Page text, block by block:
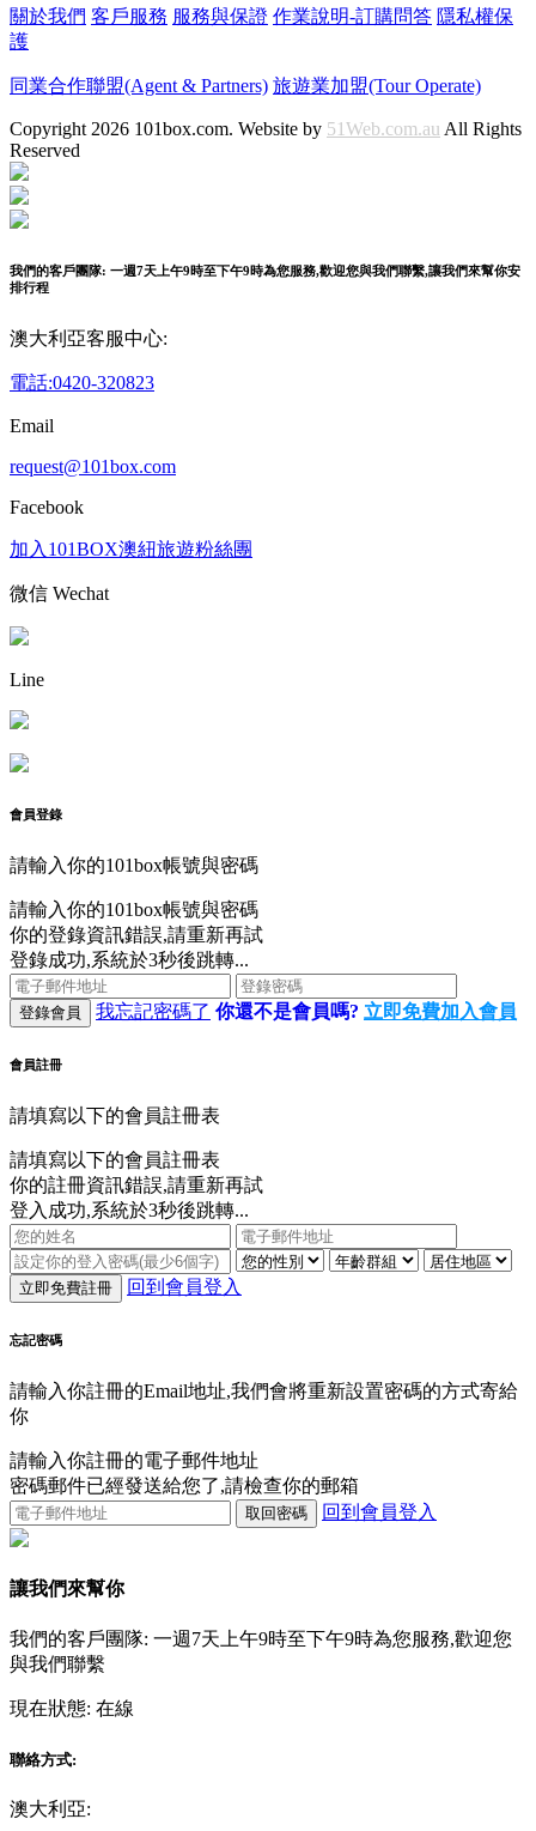
關於我們 客戶服務 服務與保證 作業說明-訂購問答 隱私權保
護
同業合作聯盟(Agent & Partners) 旅遊業加盟(Tour Operate)
Copyright 2026 101box.com. Website by 51Web.com.au All Rights
Reserved
我們的客戶團隊: 一週7天上午9時至下午9時為您服務,歡迎您與我們聯繫,讓我們來幫你安
排行程
澳大利亞客服中心:
電話:0420-320823
Email
request@101box.com
Facebook
加入101BOX澳紐旅遊粉絲團
微信 Wechat
Line
會員登錄
請輸入你的101box帳號與密碼
請輸入你的101box帳號與密碼
你的登錄資訊錯誤,請重新再試
登錄成功,系統於3秒後跳轉...
登錄會員 我忘記密碼了 你還不是會員嗎? 立即免費加入會員
會員註冊
請填寫以下的會員註冊表
請填寫以下的會員註冊表
你的註冊資訊錯誤,請重新再試
登入成功,系統於3秒後跳轉...
立即免費註冊 回到會員登入
忘記密碼
請輸入你註冊的Email地址,我們會將重新設置密碼的方式寄給
你
請輸入你註冊的電子郵件地址
密碼郵件已經發送給您了,請檢查你的郵箱
取回密碼 回到會員登入
讓我們來幫你
我們的客戶團隊: 一週7天上午9時至下午9時為您服務,歡迎您
與我們聯繫
現在狀態: 在線
聯絡方式:
澳大利亞: